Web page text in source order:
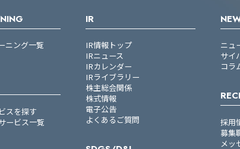
ニング一覧
スを探す
ービス一覧
IR
IR情報トップ
IRニュース
IRカレンダー
IRライブラリー
株主総会関係
株式情報
電子公告
よくあるご質問
ニュ
サイ
コラ
採用
募集
メッ